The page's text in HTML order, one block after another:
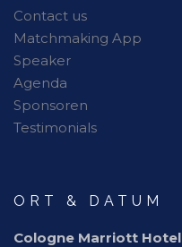
Contact us
Matchmaking App
Speaker
Agenda
Sponsoren
Testimonials
ORT & DATUM
Cologne Marriott Hotel